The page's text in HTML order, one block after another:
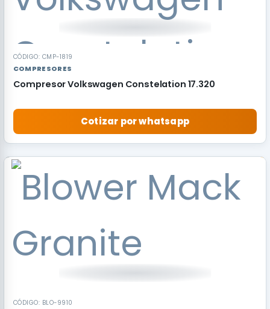
CÓDIGO: CMP-1819
COMPRESORES
Compresor Volkswagen Constelation 17.320
Cotizar por whatsapp
RECOMENDADO
CÓDIGO: BLO-9910